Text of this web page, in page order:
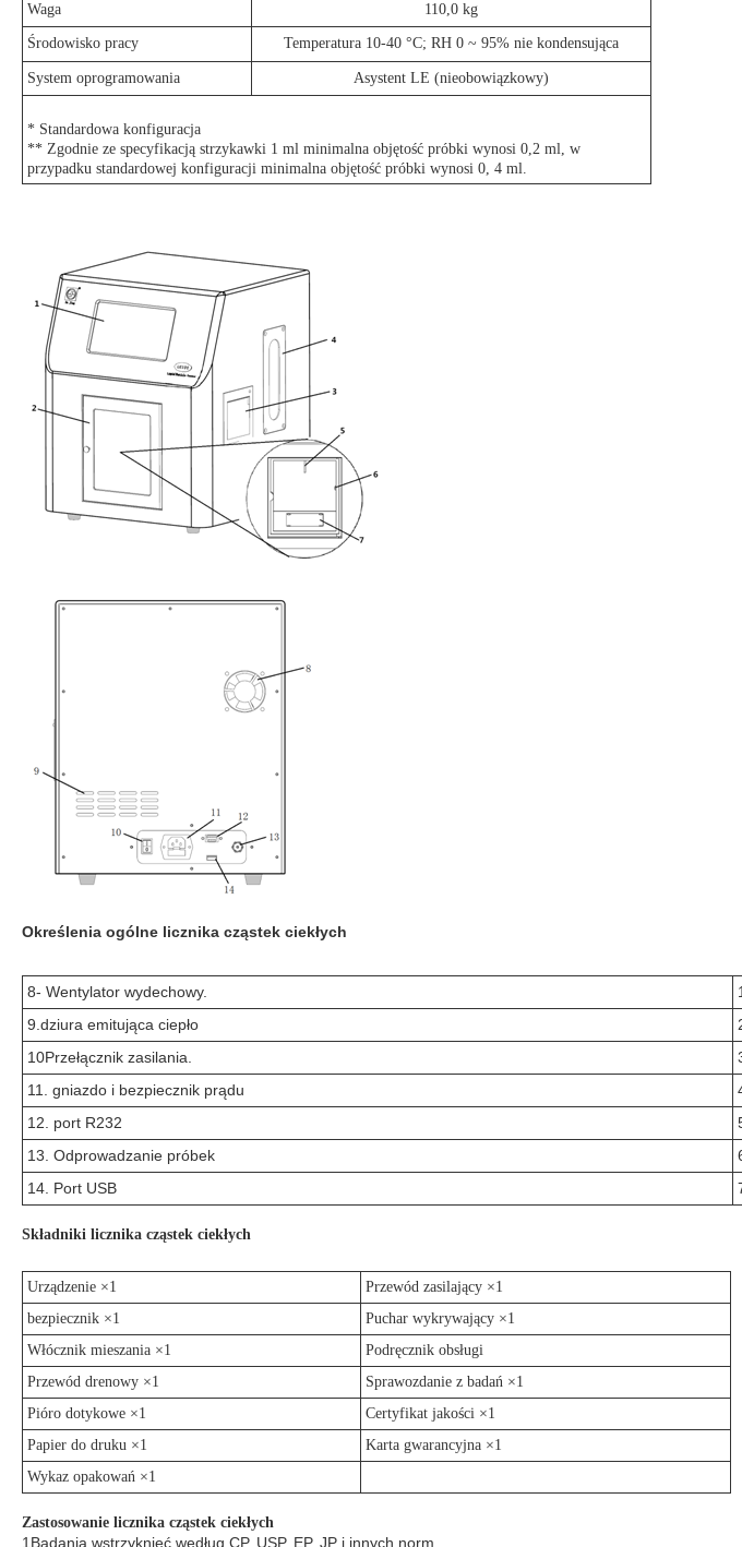
Waga 110,0 kg
Środowisko pracy Temperatura 10-40 °C; RH 0 ~ 95% nie kondensująca
System oprogramowania Asystent LE (nieobowiązkowy)
* Standardowa konfiguracja
** Zgodnie ze specyfikacją strzykawki 1 ml minimalna objętość próbki wynosi 0,2 ml, w
przypadku standardowej konfiguracji minimalna objętość próbki wynosi 0, 4 ml.
Określenia ogólne licznika cząstek ciekłych
8- Wentylator wydechowy.
9.dziura emitująca ciepło
10Przełącznik zasilania.
11. gniazdo i bezpiecznik prądu
12. port R232
13. Odprowadzanie próbek
14. Port USB
Składniki licznika cząstek ciekłych
Urządzenie ×1
Przewód zasilający ×1
bezpiecznik ×1
Puchar wykrywający ×1
Włócznik mieszania ×1
Podręcznik obsługi
Przewód drenowy ×1
Sprawozdanie z badań ×1
Pióro dotykowe ×1
Certyfikat jakości ×1
Papier do druku ×1
Karta gwarancyjna ×1
Wykaz opakowań ×1
Zastosowanie licznika cząstek ciekłych
1Badania wstrzyknięć według CP, USP, EP, JP i innych norm